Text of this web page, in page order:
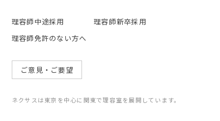
理容師中途採用
理容師新卒採用
理容師免許のない方へ
ご意見・ご要望
ネクサスは東京を中心に関東で理容室を展開しています。